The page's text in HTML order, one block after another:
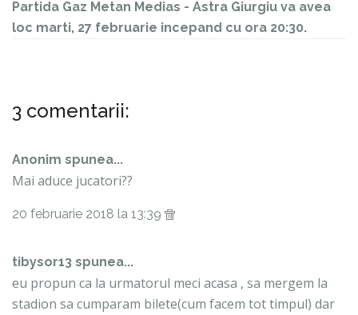
Partida Gaz Metan Medias - Astra Giurgiu va avea
loc marti, 27 februarie incepand cu ora 20:30.
3 comentarii:
Anonim spunea...
Mai aduce jucatori??
20 februarie 2018 la 13:39
tibysor13 spunea...
eu propun ca la urmatorul meci acasa , sa mergem la
stadion sa cumparam bilete(cum facem tot timpul) dar